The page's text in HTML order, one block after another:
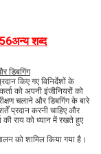
अन्य शब्द
डिबगिंग
किए गए विनिर्देशों के
को अपनी इंजीनियरों को
चलाने और डिबगिंग के बारे
प्रदान करनी चाहिए और
की राय को ध्यान में रखते हुए
को शामिल किया गया है।